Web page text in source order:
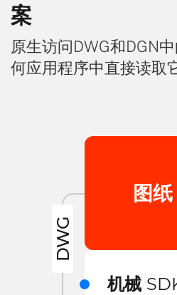
案
原生访问DWG和DGN
何应用程序中直接读取
图纸
DWG
机械